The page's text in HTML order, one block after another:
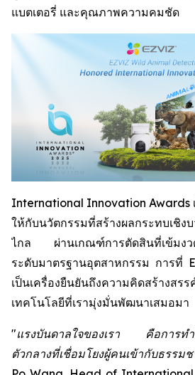
แบตเตอรี่ และคุณภาพความคมชัด
International Innovation Awards
ให้กับนวัตกรรมที่สร้างผลกระทบเชิง
ไกล ผ่านเกณฑ์การตัดสินที่เข้มงว
ระดับมาตรฐานอุตสาหกรรม การที่
เป็นเครื่องยืนยันถึงความคิดสร้างสร
เทคโนโลยีที่เรามุ่งมั่นพัฒนาเสมอมา
"แรงบันดาลใจของเรา คือการทำ
ตัวกลางที่เชื่อมโยงผู้คนเข้ากับธรรม